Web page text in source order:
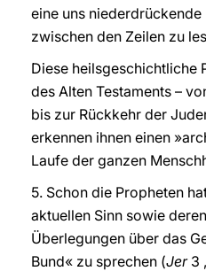
eine uns
zwischen den Zeilen zu
Diese heilsgeschichtliche
des Alten Testaments –
bis zur Rückkehr der
erkennen ihnen einen
Laufe der ganzen
5. Schon die Propheten
aktuellen Sinn sowie
Überlegungen über das
Bund« zu sprechen (Jer3